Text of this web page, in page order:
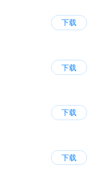
下载
下载
下载
下载